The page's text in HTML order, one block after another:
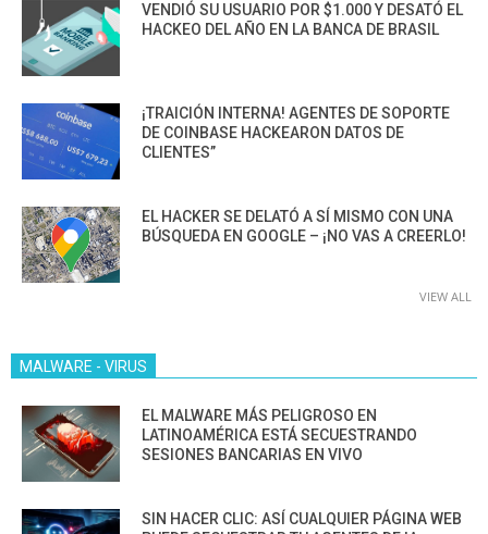
VENDIÓ SU USUARIO POR $1.000 Y DESATÓ EL
HACKEO DEL AÑO EN LA BANCA DE BRASIL
¡TRAICIÓN INTERNA! AGENTES DE SOPORTE
DE COINBASE HACKEARON DATOS DE
CLIENTES”
EL HACKER SE DELATÓ A SÍ MISMO CON UNA
BÚSQUEDA EN GOOGLE – ¡NO VAS A CREERLO!
VIEW ALL
MALWARE - VIRUS
EL MALWARE MÁS PELIGROSO EN
LATINOAMÉRICA ESTÁ SECUESTRANDO
SESIONES BANCARIAS EN VIVO
SIN HACER CLIC: ASÍ CUALQUIER PÁGINA WEB